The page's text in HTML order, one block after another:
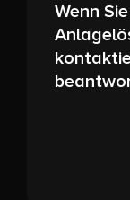
Wenn